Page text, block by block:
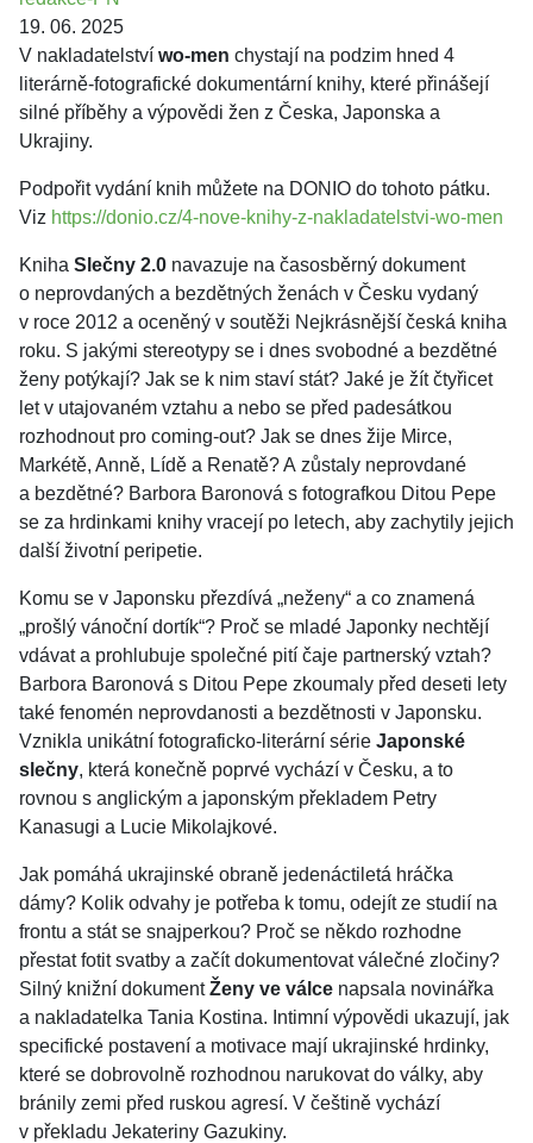
19. 06. 2025
V nakladatelství wo-men chystají na podzim hned 4
literárně-fotografické dokumentární knihy, které přinášejí
silné příběhy a výpovědi žen z Česka, Japonska a
Ukrajiny.
Podpořit vydání knih můžete na DONIO do tohoto pátku.
Viz https://donio.cz/4-nove-knihy-z-nakladatelstvi-wo-men
Kniha Slečny 2.0 navazuje na časosběrný dokument
o neprovdaných a bezdětných ženách v Česku vydaný
v roce 2012 a oceněný v soutěži Nejkrásnější česká kniha
roku. S jakými stereotypy se i dnes svobodné a bezdětné
ženy potýkají? Jak se k nim staví stát? Jaké je žít čtyřicet
let v utajovaném vztahu a nebo se před padesátkou
rozhodnout pro coming-out? Jak se dnes žije Mirce,
Markétě, Anně, Lídě a Renatě? A zůstaly neprovdané
a bezdětné? Barbora Baronová s fotografkou Ditou Pepe
se za hrdinkami knihy vracejí po letech, aby zachytily jejich
další životní peripetie.
Komu se v Japonsku přezdívá „neženy“ a co znamená
„prošlý vánoční dortík“? Proč se mladé Japonky nechtějí
vdávat a prohlubuje společné pití čaje partnerský vztah?
Barbora Baronová s Ditou Pepe zkoumaly před deseti lety
také fenomén neprovdanosti a bezdětnosti v Japonsku.
Vznikla unikátní fotograficko-literární série Japonské
slečny, která konečně poprvé vychází v Česku, a to
rovnou s anglickým a japonským překladem Petry
Kanasugi a Lucie Mikolajkové.
Jak pomáhá ukrajinské obraně jedenáctiletá hráčka
dámy? Kolik odvahy je potřeba k tomu, odejít ze studií na
frontu a stát se snajperkou? Proč se někdo rozhodne
přestat fotit svatby a začít dokumentovat válečné zločiny?
Silný knižní dokumentŽeny ve válce napsala novinářka
a nakladatelka Tania Kostina. Intimní výpovědi ukazují, jak
specifické postavení a motivace mají ukrajinské hrdinky,
které se dobrovolně rozhodnou narukovat do války, aby
bránily zemi před ruskou agresí. V češtině vychází
v překladu Jekateriny Gazukiny.